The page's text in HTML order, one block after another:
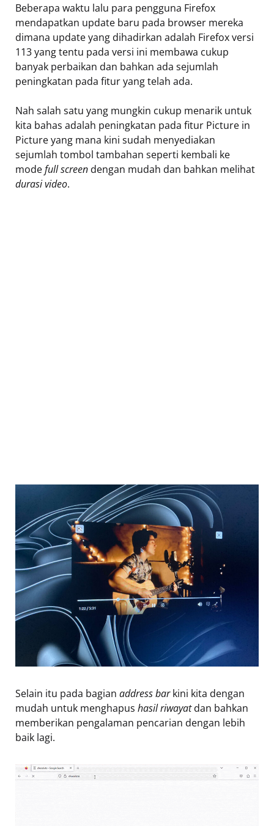
Beberapa waktu lalu para pengguna Firefox
mendapatkan update baru pada browser mereka
dimana update yang dihadirkan adalah Firefox versi
113 yang tentu pada versi ini membawa cukup
banyak perbaikan dan bahkan ada sejumlah
peningkatan pada fitur yang telah ada.
Nah salah satu yang mungkin cukup menarik untuk
kita bahas adalah peningkatan pada fitur Picture in
Picture yang mana kini sudah menyediakan
sejumlah tombol tambahan seperti kembali ke
modefull screen dengan mudah dan bahkan melihat
durasi video.
Selain itu pada bagian address barkini kita dengan
mudah untuk menghapus hasil riwayatdan bahkan
memberikan pengalaman pencarian dengan lebih
baik lagi.